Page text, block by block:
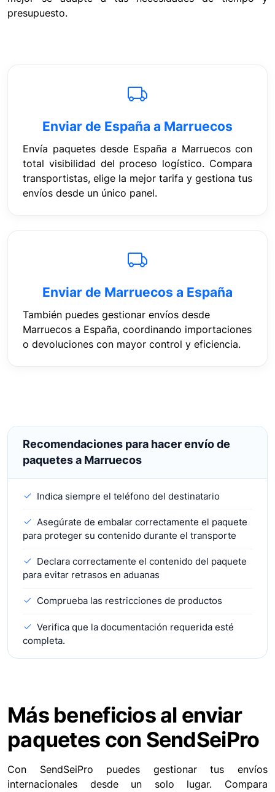
presupuesto.
Enviar de España a Marruecos
Envía paquetes desde España a Marruecos con
total visibilidad del proceso logístico. Compara
transportistas, elige la mejor tarifa y gestiona tus
envíos desde un único panel.
Enviar de Marruecos a España
También puedes gestionar envíos desde
Marruecos a España, coordinando importaciones
o devoluciones con mayor control y eficiencia.
Recomendaciones para hacer envío de
paquetes a Marruecos
Indica siempre el teléfono del destinatario
Asegúrate de embalar correctamente el paquete
para proteger su contenido durante el transporte
Declara correctamente el contenido del paquete
para evitar retrasos en aduanas
Comprueba las restricciones de productos
Verifica que la documentación requerida esté
completa.
Más beneficios al enviar
paquetes con SendSeiPro
Con SendSeiPro puedes gestionar tus envíos
internacionales desde un solo lugar. Compara